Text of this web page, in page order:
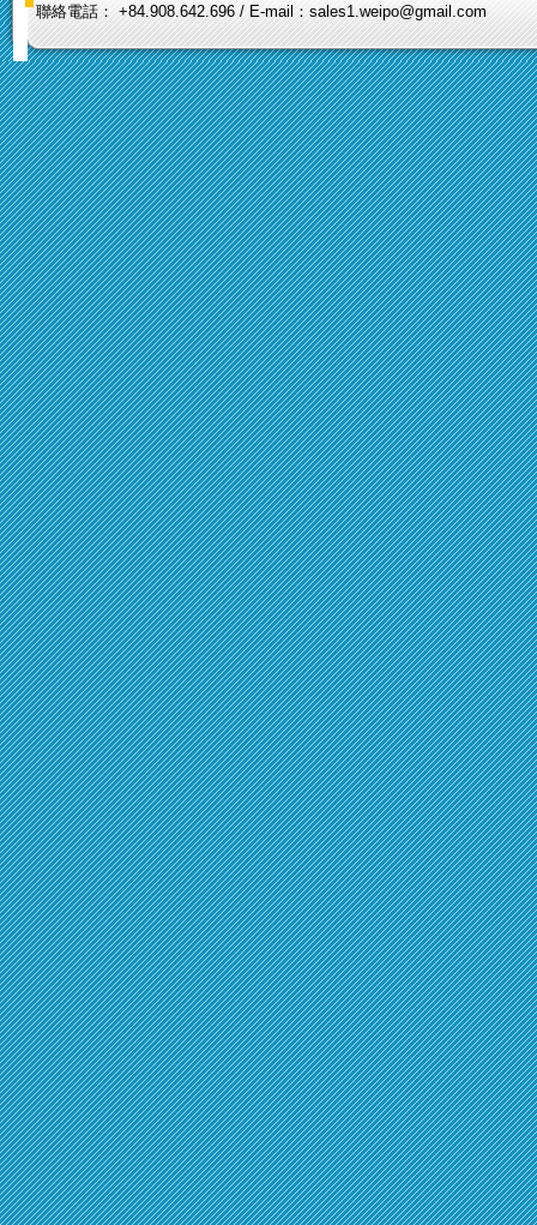
聯絡電話： +84.908.642.696 / E-mail：sales1.weipo@gmail.com